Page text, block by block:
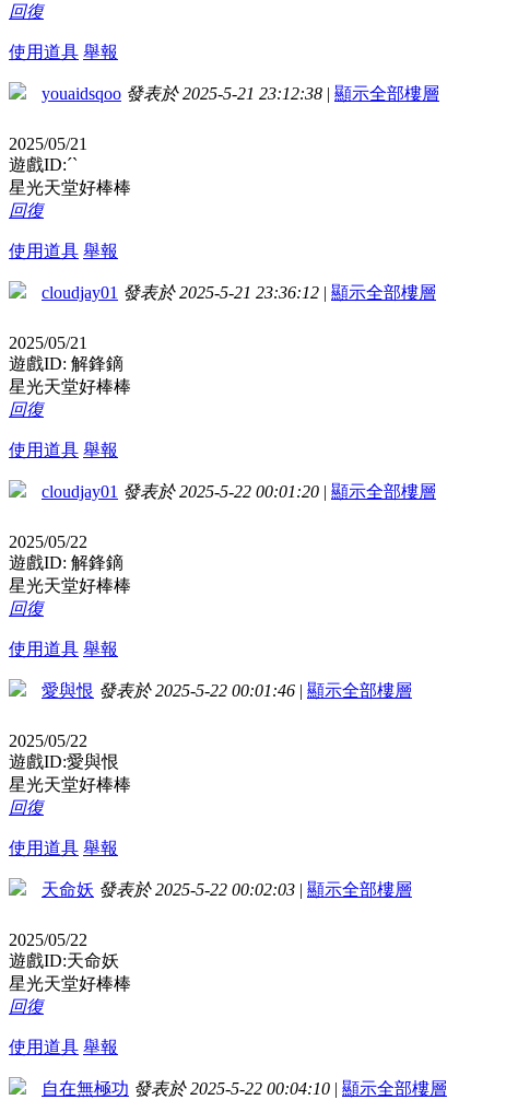
回復
使用道具 舉報
youaidsqoo 發表於 2025-5-21 23:12:38 | 顯示全部樓層
2025/05/21
遊戲ID:ˊˋ
星光天堂好棒棒
回復
使用道具 舉報
cloudjay01 發表於 2025-5-21 23:36:12 | 顯示全部樓層
2025/05/21
遊戲ID: 解鋒鏑
星光天堂好棒棒
回復
使用道具 舉報
cloudjay01 發表於 2025-5-22 00:01:20 | 顯示全部樓層
2025/05/22
遊戲ID: 解鋒鏑
星光天堂好棒棒
回復
使用道具 舉報
愛與恨 發表於 2025-5-22 00:01:46 | 顯示全部樓層
2025/05/22
遊戲ID:愛與恨
星光天堂好棒棒
回復
使用道具 舉報
天命妖 發表於 2025-5-22 00:02:03 | 顯示全部樓層
2025/05/22
遊戲ID:天命妖
星光天堂好棒棒
回復
使用道具 舉報
自在無極功 發表於 2025-5-22 00:04:10 | 顯示全部樓層